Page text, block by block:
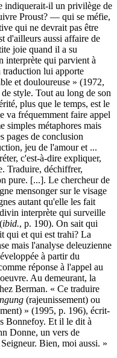
indiquerait-il un privilège de
Proust? — qui se méfie,
qui ne devrait pas être
d'ailleurs aussi affaire de
joie quand il a su
interprète qui parvient à
traduction lui apporte
et douloureuse » (1972,
style. Tout au long de son
plus que le temps, est le
va fréquemment faire appel
simples métaphores mais
pages de conclusion
jeu de l'amour et ...
c'est-à-dire expliquer,
Traduire, déchiffrer,
pure. [...]. Le chercheur de
mensonger sur le visage
autant qu'elle les fait
interprète qui surveille
ibid., p. 190). On sait qui
qui et qui est trahi? La
mais l'analyse deleuzienne
à partir du
réponse à l'appel au
Au demeurant, la
Berman. « Ce traduire
(rajeunissement) ou
» (1995, p. 196), écrit-
Bonnefoy. Et il le dit à
Donne, un vers de
Bien, moi aussi. »